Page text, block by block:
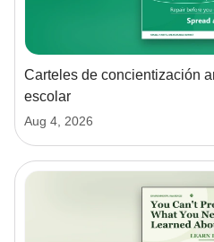
Carteles de concientización
escolar
Aug 4, 2026